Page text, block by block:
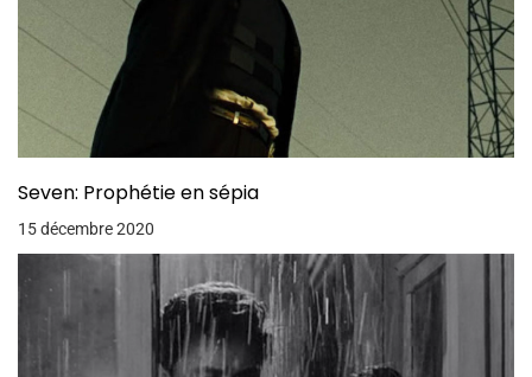
Seven: Prophétie en sépia
15 décembre 2020